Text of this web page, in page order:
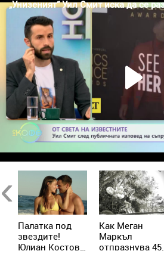
Палатка под
звездите!
Юлиан Костов
Как Меган
Маркъл
отпразнува 45-